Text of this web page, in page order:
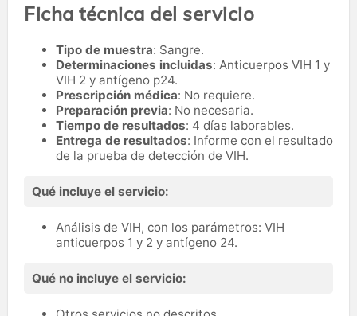
Ficha técnica del servicio
Tipo de muestra: Sangre.
Determinaciones incluidas: Anticuerpos VIH 1 y
VIH 2 y antígeno p24.
Prescripción médica: No requiere.
Preparación previa: No necesaria.
Tiempo de resultados: 4 días laborables.
Entrega de resultados: Informe con el resultado
de la prueba de detección de VIH.
Qué incluye el servicio:
Análisis de VIH, con los parámetros: VIH
anticuerpos 1 y 2 y antígeno 24.
Qué no incluye el servicio: